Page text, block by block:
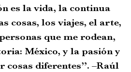
es la vida, la continua
cosas, los viajes, el arte,
que me rodean,
México, y la pasión y
cosas diferentes”. –Raúl